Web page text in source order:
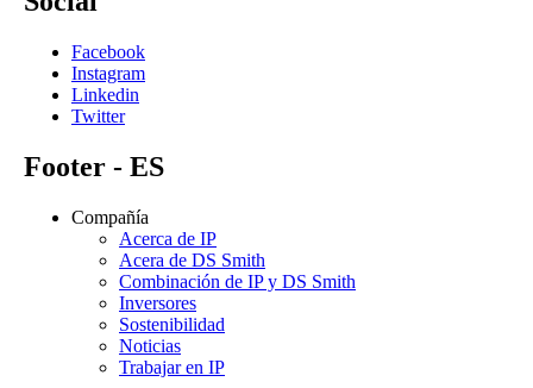
Facebook
Instagram
Linkedin
Twitter
Footer - ES
Compañía
Acerca de IP
Acera de DS Smith
Combinación de IP y DS Smith
Inversores
Sostenibilidad
Noticias
Trabajar en IP